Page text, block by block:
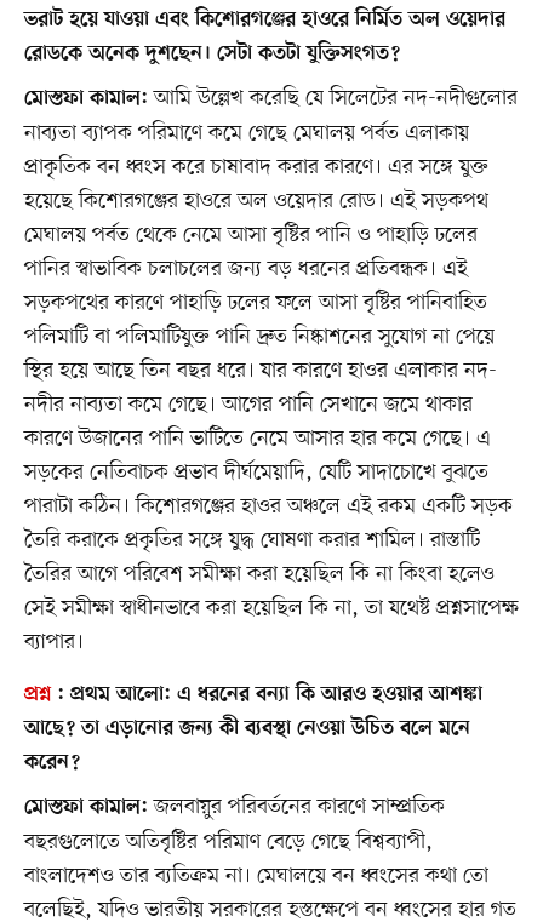
ভরাট হয়ে যাওয়া এবং কিশোরগঞ্জের হাওরে নির্মিত অল ওয়েদার
রোডকে অনেক দুশছেন। সেটা কতটা যুক্তিসংগত?
মোস্তফা কামাল: আমি উল্লেখ করেছি যে সিলেটের নদ-নদীগুলোর
নাব্যতা ব্যাপক পরিমাণে কমে গেছে মেঘালয় পর্বত এলাকায়
প্রাকৃতিক বন ধ্বংস করে চাষাবাদ করার কারণে। এর সঙ্গে যুক্ত
হয়েছে কিশোরগঞ্জের হাওরে অল ওয়েদার রোড। এই সড়কপথ
মেঘালয় পর্বত থেকে নেমে আসা বৃষ্টির পানি ও পাহাড়ি ঢলের
পানির স্বাভাবিক চলাচলের জন্য বড় ধরনের প্রতিবন্ধক। এই
সড়কপথের কারণে পাহাড়ি ঢলের ফলে আসা বৃষ্টির পানিবাহিত
পলিমাটি বা পলিমাটিযুক্ত পানি দ্রুত নিষ্কাশনের সুযোগ না পেয়ে
স্থির হয়ে আছে তিন বছর ধরে। যার কারণে হাওর এলাকার নদ-
নদীর নাব্যতা কমে গেছে। আগের পানি সেখানে জমে থাকার
কারণে উজানের পানি ভাটিতে নেমে আসার হার কমে গেছে। এ
সড়কের নেতিবাচক প্রভাব দীর্ঘমেয়াদি, যেটি সাদাচোখে বুঝতে
পারাটা কঠিন। কিশোরগঞ্জের হাওর অঞ্চলে এই রকম একটি সড়ক
তৈরি করাকে প্রকৃতির সঙ্গে যুদ্ধ ঘোষণা করার শামিল। রাস্তাটি
তৈরির আগে পরিবেশ সমীক্ষা করা হয়েছিল কি না কিংবা হলেও
সেই সমীক্ষা স্বাধীনভাবে করা হয়েছিল কি না, তা যথেষ্ট প্রশ্নসাপেক্ষ
ব্যাপার।
প্রশ্ন: প্রথম আলো: এ ধরনের বন্যা কি আরও হওয়ার আশঙ্কা
আছে? তা এড়ানোর জন্য কী ব্যবস্থা নেওয়া উচিত বলে মনে
করেন?
মোস্তফা কামাল: জলবায়ুর পরিবর্তনের কারণে সাম্প্রতিক
বছরগুলোতে অতিবৃষ্টির পরিমাণ বেড়ে গেছে বিশ্বব্যাপী,
বাংলাদেশও তার ব্যতিক্রম না। মেঘালয়ে বন ধ্বংসের কথা তো
বলেছিই, যদিও ভারতীয় সরকারের হস্তক্ষেপে বন ধ্বংসের হার গত